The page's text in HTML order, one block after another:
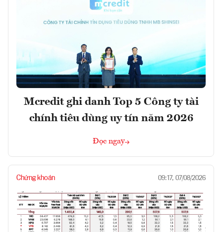
Mcredit ghi danh Top 5 Công ty tài
chính tiêu dùng uy tín năm 2026
Đọc ngay
Chứng khoán 09:17, 07/08/2026